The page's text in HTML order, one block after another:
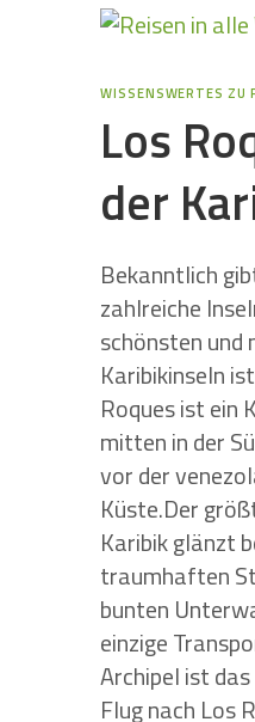
WISSENSWERTES ZU
Los
der
Bekanntlich
zahlreiche
schönsten
Karibikinseln
Roques ist ein
mitten in der
vor der
Küste.Der
Karibik glänzt
traumhaften
bunten
einzige
Archipel ist
Flug nach Los